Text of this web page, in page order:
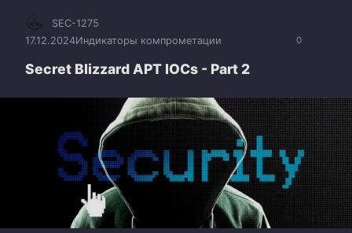
0
SEC-1275
17.12.2024Индикаторы компрометации
Secret Blizzard APT IOCs - Part 2